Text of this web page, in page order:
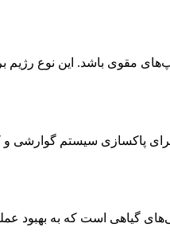
باشد. این نوع رژیم برای
پاکسازی سیستم گوارشی و
گیاهی است که به بهبود